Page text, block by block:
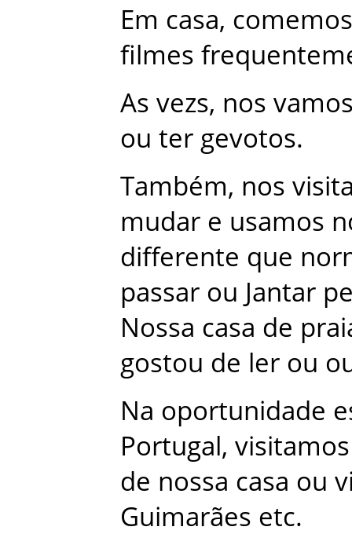
Em casa, comemos
filmes
As vezs, nos
ou ter gevotos.
Também, nos
mudar e usamos
differente que
passar ou Jantar
Nossa casa de
gostou de ler ou
Na oportunidade
Portugal, visitamos
de nossa casa ou
Guimarães etc.